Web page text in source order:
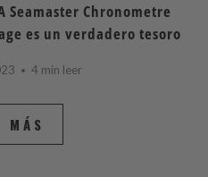
Seamaster Chronometre
es un verdadero tesoro
4 min leer
MÁS